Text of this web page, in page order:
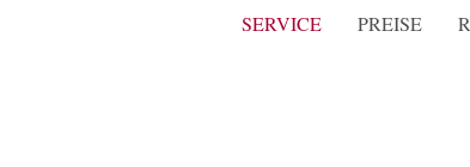
SERVICE
PREISE